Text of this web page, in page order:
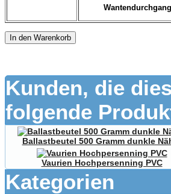
In den Warenkorb
Kunden, die
folgende
Ballastbeutel 500 Gramm dunkle
Vaurien Hochpersenning PVC
Kategorien